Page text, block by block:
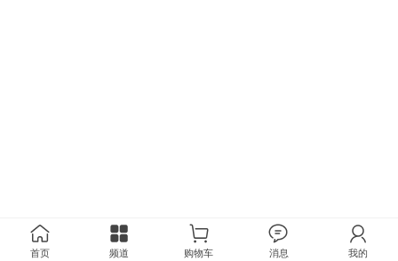
首页 频道 购物车 消息 我的